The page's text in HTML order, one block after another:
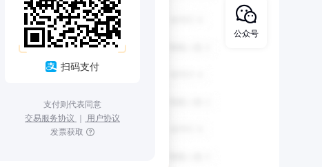
扫码支付
支付则代表同意
交易服务协议 ｜ 用户协议
发票获取
公众号